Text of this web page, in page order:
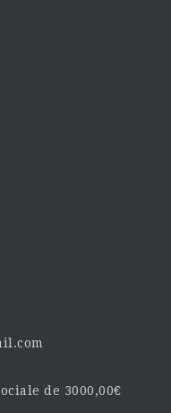
de 3000,00€